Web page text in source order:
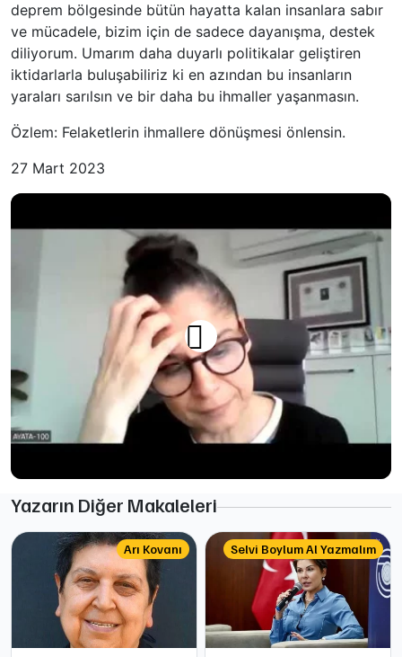
deprem bölgesinde bütün hayatta kalan insanlara sabır
ve mücadele, bizim için de sadece dayanışma, destek
diliyorum. Umarım daha duyarlı politikalar geliştiren
iktidarlarla buluşabiliriz ki en azından bu insanların
yaraları sarılsın ve bir daha bu ihmaller yaşanmasın.
Özlem: Felaketlerin ihmallere dönüşmesi önlensin.
27 Mart 2023
Yazarın Diğer Makaleleri
Arı Kovanı Selvi Boylum Al Yazmalım